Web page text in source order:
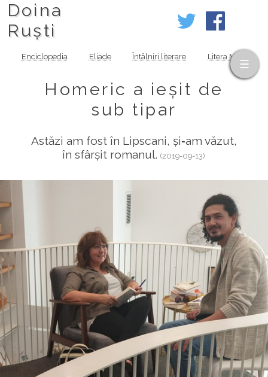
Doina
Ruști
Enciclopedia Eliade Întâlniri literare Litera MOV
Homeric a ieșit de
sub tipar
Astăzi am fost în Lipscani, și‑am văzut,
în sfârșit romanul.(2019-09-13)